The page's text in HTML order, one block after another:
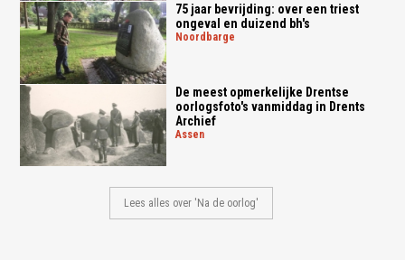
75 jaar bevrijding: over een triest
ongeval en duizend bh's
noordbarge
De meest opmerkelijke Drentse
oorlogsfoto's vanmiddag in Drents
Archief
assen
Lees alles over 'Na de oorlog'